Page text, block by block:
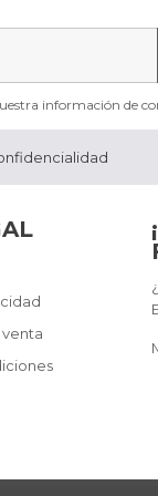
información de